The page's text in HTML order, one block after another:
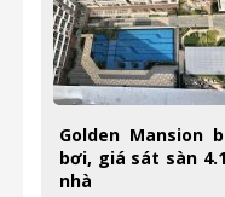
Golden Mansion
bơi, giá sát sàn
nhà